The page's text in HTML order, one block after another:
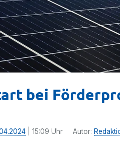
bei
| 15:09 Uhr Autor: